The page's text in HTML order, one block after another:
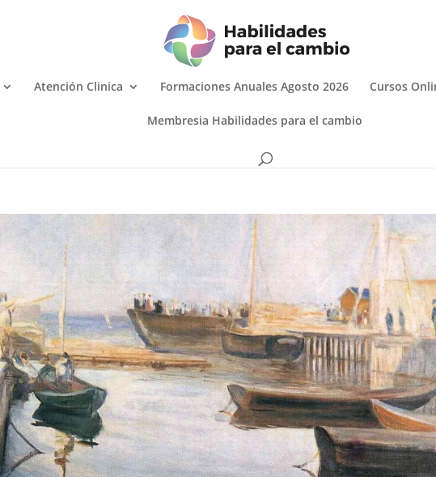
Atención Clinica Formaciones Anuales Agosto 2026 Cursos
Membresia Habilidades para el cambio